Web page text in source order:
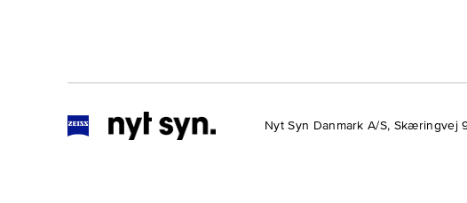
Nyt Syn Danmark A/S, Skæringvej